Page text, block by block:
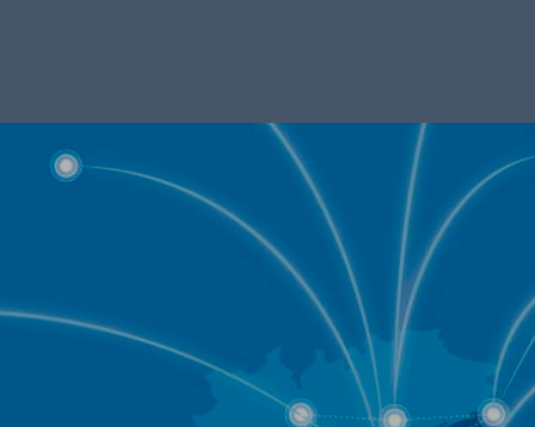
Siamo presenti in tutta Italia
e disponibili per numerosi altri paesi.